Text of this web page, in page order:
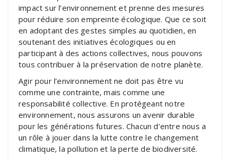
impact sur l’environnement et prenne des mesures
pour réduire son empreinte écologique. Que ce soit
en adoptant des gestes simples au quotidien, en
soutenant des initiatives écologiques ou en
participant à des actions collectives, nous pouvons
tous contribuer à la préservation de notre planète.
Agir pour l’environnement ne doit pas être vu
comme une contrainte, mais comme une
responsabilité collective. En protégeant notre
environnement, nous assurons un avenir durable
pour les générations futures. Chacun d’entre nous a
un rôle à jouer dans la lutte contre le changement
climatique, la pollution et la perte de biodiversité.